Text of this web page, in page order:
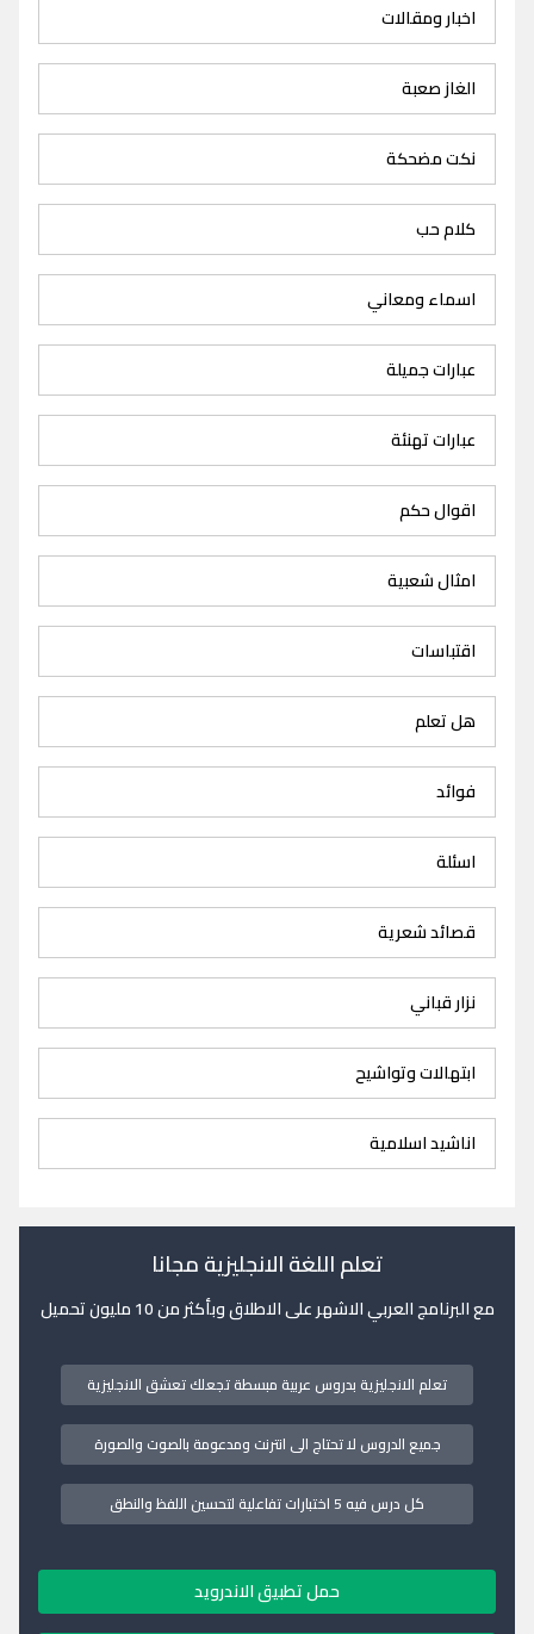
اخبار ومقالات
الغاز صعبة
نكت مضحكة
كلام حب
اسماء ومعاني
عبارات جميلة
عبارات تهنئة
اقوال حكم
امثال شعبية
اقتباسات
هل تعلم
فوائد
اسئلة
قصائد شعرية
نزار قباني
ابتهالات وتواشيح
اناشيد اسلامية
تعلم اللغة الانجليزية مجانا
مع البرنامج العربي الاشهر على الاطلاق وبأكثر من 10 مليون تحميل
تعلم الانجليزية بدروس عربية مبسطة تجعلك تعشق الانجليزية
جميع الدروس لا تحتاج الى انترنت ومدعومة بالصوت والصورة
كل درس فيه 5 اختبارات تفاعلية لتحسين اللفظ والنطق
حمل تطبيق الاندرويد